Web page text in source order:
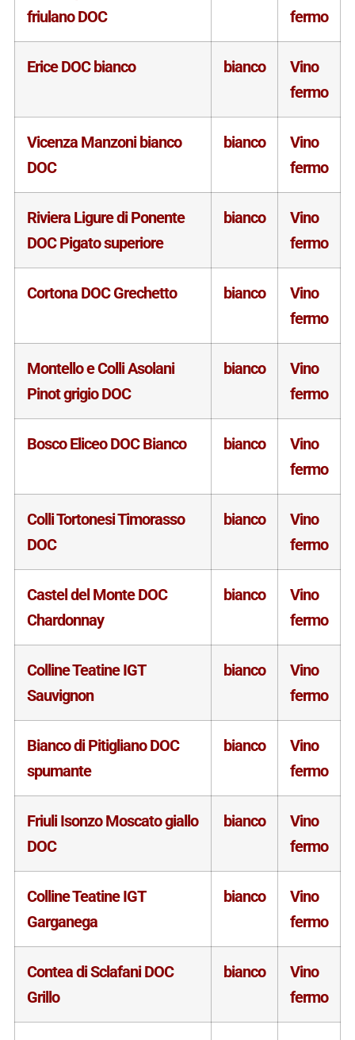
friulano DOC
fermo
Erice DOC bianco bianco
Vino
fermo
Vicenza Manzoni bianco
DOC
bianco
Vino
fermo
Riviera Ligure di Ponente
DOC Pigato superiore
bianco
Vino
fermo
Cortona DOC Grechetto bianco
Vino
fermo
Montello e Colli Asolani
Pinot grigio DOC
bianco
Vino
fermo
Bosco Eliceo DOC Bianco bianco
Vino
fermo
Colli Tortonesi Timorasso
DOC
bianco
Vino
fermo
Castel del Monte DOC
Chardonnay
bianco
Vino
fermo
Colline Teatine IGT
Sauvignon
bianco
Vino
fermo
Bianco di Pitigliano DOC
spumante
bianco
Vino
fermo
Friuli Isonzo Moscato giallo
DOC
bianco
Vino
fermo
Colline Teatine IGT
Garganega
bianco
Vino
fermo
Contea di Sclafani DOC
Grillo
bianco
Vino
fermo